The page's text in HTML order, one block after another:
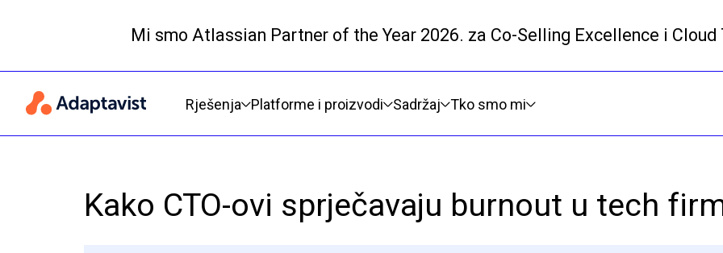
Mi smo Atlassian Partner of the Year 2026. za Co-Selling Excellence i
Prijeđi na glavni sadržaj
Rješenja
Platforme i proizvodi Sadržaj Tko smo mi
Kako CTO-ovi sprječavaju burnout u tech